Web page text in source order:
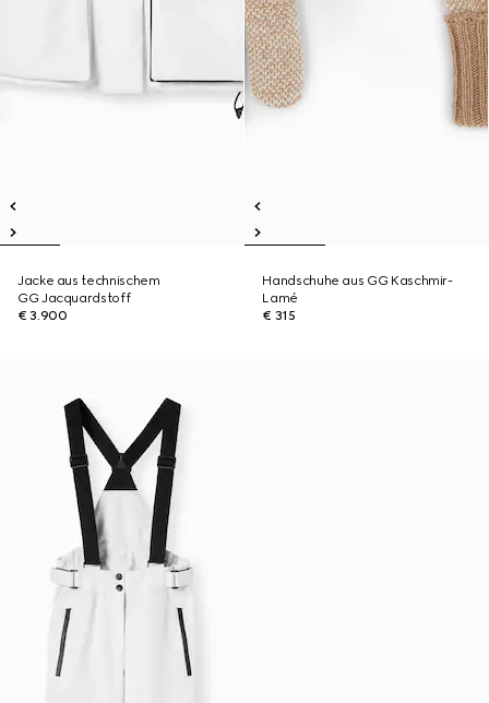
Jacke aus technischem
GG Jacquardstoff
€ 3.900
Handschuhe aus GG Kaschmir-
Lamé
€ 315